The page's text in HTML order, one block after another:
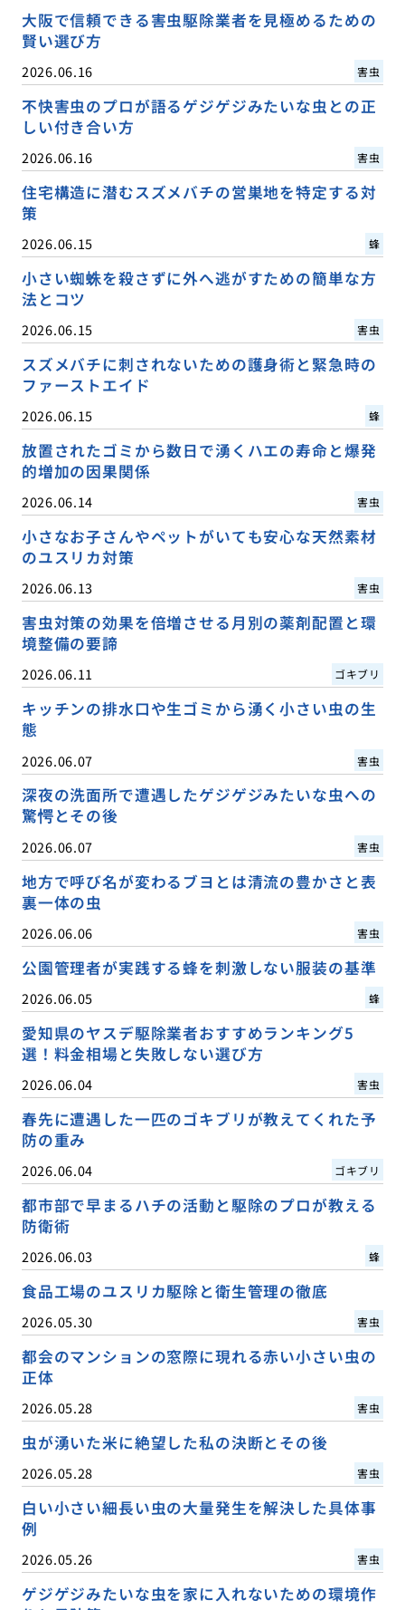
大阪で信頼できる害虫駆除業者を見極めるための
賢い選び方
2026.06.16 害虫
不快害虫のプロが語るゲジゲジみたいな虫との正
しい付き合い方
2026.06.16 害虫
住宅構造に潜むスズメバチの営巣地を特定する対
策
2026.06.15 蜂
小さい蜘蛛を殺さずに外へ逃がすための簡単な方
法とコツ
2026.06.15 害虫
スズメバチに刺されないための護身術と緊急時の
ファーストエイド
2026.06.15 蜂
放置されたゴミから数日で湧くハエの寿命と爆発
的増加の因果関係
2026.06.14 害虫
小さなお子さんやペットがいても安心な天然素材
のユスリカ対策
2026.06.13 害虫
害虫対策の効果を倍増させる月別の薬剤配置と環
境整備の要諦
2026.06.11 ゴキブリ
キッチンの排水口や生ゴミから湧く小さい虫の生
態
2026.06.07 害虫
深夜の洗面所で遭遇したゲジゲジみたいな虫への
驚愕とその後
2026.06.07 害虫
地方で呼び名が変わるブヨとは清流の豊かさと表
裏一体の虫
2026.06.06 害虫
公園管理者が実践する蜂を刺激しない服装の基準
2026.06.05 蜂
愛知県のヤスデ駆除業者おすすめランキング5
選！料金相場と失敗しない選び方
2026.06.04 害虫
春先に遭遇した一匹のゴキブリが教えてくれた予
防の重み
2026.06.04 ゴキブリ
都市部で早まるハチの活動と駆除のプロが教える
防衛術
2026.06.03 蜂
食品工場のユスリカ駆除と衛生管理の徹底
2026.05.30 害虫
都会のマンションの窓際に現れる赤い小さい虫の
正体
2026.05.28 害虫
虫が湧いた米に絶望した私の決断とその後
2026.05.28 害虫
白い小さい細長い虫の大量発生を解決した具体事
例
2026.05.26 害虫
ゲジゲジみたいな虫を家に入れないための環境作